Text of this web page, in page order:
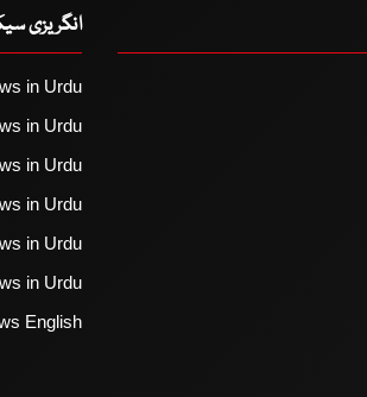
انگریزی
in Urdu
in Urdu
in Urdu
in Urdu
in Urdu
in Urdu
English